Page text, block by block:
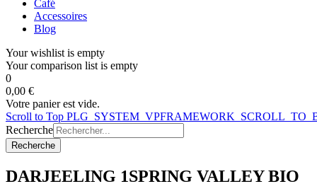
Café
Accessoires
Blog
Your wishlist is empty
Your comparison list is empty
0
0,00 €
Votre panier est vide.
Scroll to Top
Recherche
Recherche
DARJEELING 1SPRING VALLEY BIO